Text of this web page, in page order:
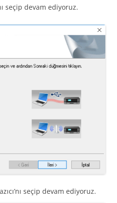
seçip devam ediyoruz.
seçip devam ediyoruz.